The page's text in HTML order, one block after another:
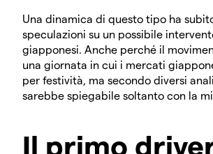
Una dinamica di questo tipo ha
speculazioni su un possibile
giapponesi. Anche perché il
una giornata in cui i mercati
per festività, ma secondo diversi
sarebbe spiegabile soltanto con la
Il primo